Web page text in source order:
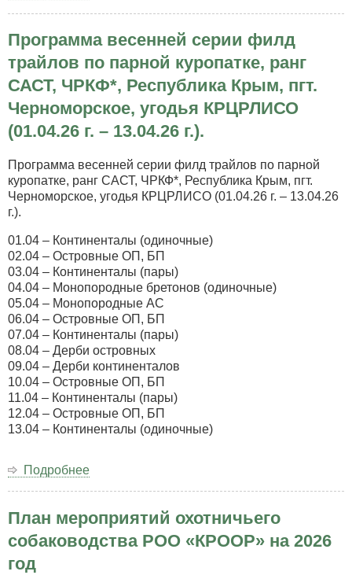
Победе
по
охотничьему
многоборью,
посвящённый
Великой
Войне.
Программа весенней серии филд
трайлов по парной куропатке, ранг
САСТ, ЧРКФ*, Республика Крым, пгт.
Черноморское, угодья КРЦРЛИСО
(01.04.26 г. – 13.04.26 г.).
Программа весенней серии филд трайлов по парной
куропатке, ранг САСТ, ЧРКФ*, Республика Крым, пгт.
Черноморское, угодья КРЦРЛИСО (01.04.26 г. – 13.04.26
г.).
01.04 – Континенталы (одиночные)
02.04 – Островные ОП, БП
03.04 – Континенталы (пары)
04.04 – Монопородные бретонов (одиночные)
05.04 – Монопородные АС
06.04 – Островные ОП, БП
07.04 – Континенталы (пары)
08.04 – Дерби островных
09.04 – Дерби континенталов
10.04 – Островные ОП, БП
11.04 – Континенталы (пары)
12.04 – Островные ОП, БП
13.04 – Континенталы (одиночные)
Подробнее
серии
трайлов
План мероприятий охотничьего
собаководства РОО «КРООР» на 2026
год